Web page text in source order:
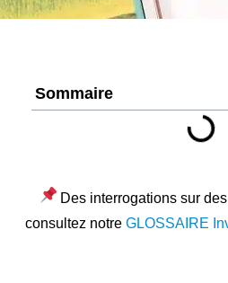
Sommaire
Des interrogations sur
consultez notre GLOSSAIRE